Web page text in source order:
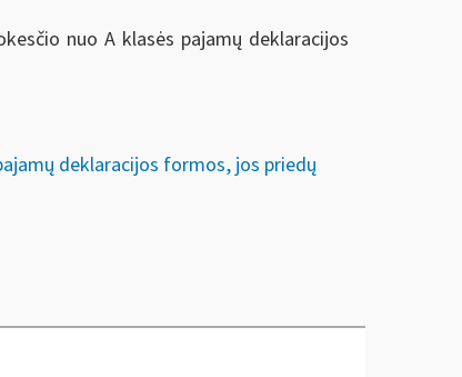
nuo A klasės pajamų deklaracijos
deklaracijos formos, jos priedų